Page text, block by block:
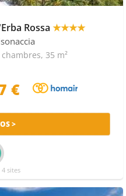
Rossa ★★★★
35 m²
€
>
4 sites